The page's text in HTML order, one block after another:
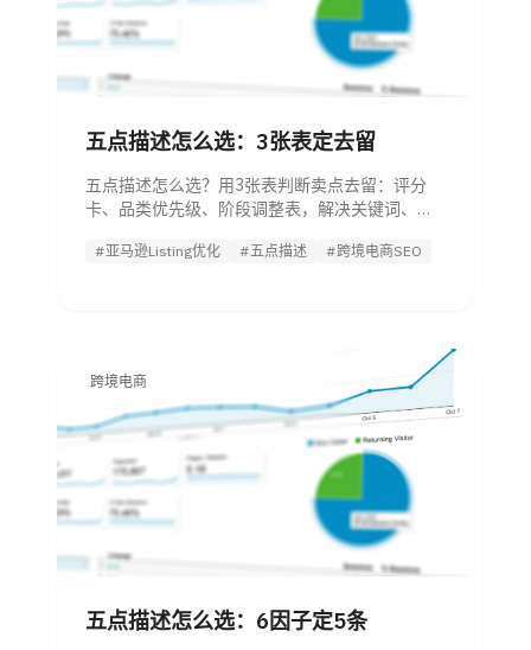
五点描述怎么选：3张表定去留
五点描述怎么选？用3张表判断卖点去留：评分
卡、品类优先级、阶段调整表，解决关键词、转
#亚马逊Listing优化 #五点描述 #跨境电商SEO
跨境电商
五点描述怎么选：6因子定5条